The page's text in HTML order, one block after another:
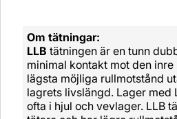
Om tätningar:
LLB tätningen är en tunn
minimal kontakt mot den
lägsta möjliga rullmotstånd
lagrets livslängd. Lager med
ofta i hjul och vevlager. LLB